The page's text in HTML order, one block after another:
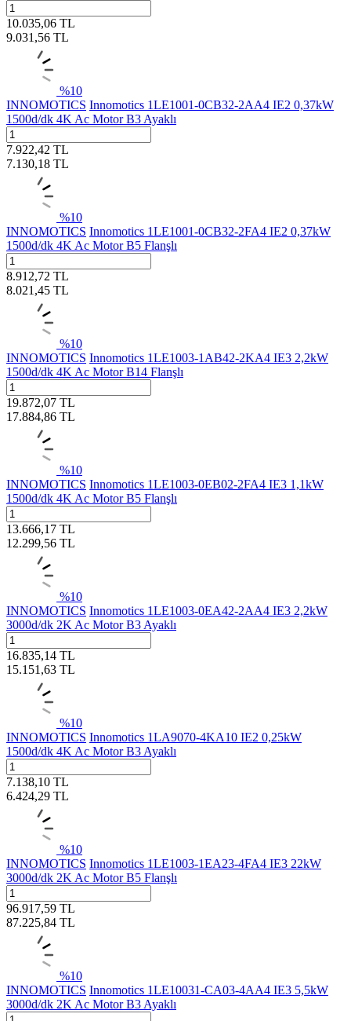
10.035,06 TL
9.031,56 TL
%10
INNOMOTICS Innomotics 1LE1001-0CB32-2AA4 IE2 0,37kW
1500d/dk 4K Ac Motor B3 Ayaklı
7.922,42 TL
7.130,18 TL
%10
INNOMOTICS Innomotics 1LE1001-0CB32-2FA4 IE2 0,37kW
1500d/dk 4K Ac Motor B5 Flanşlı
8.912,72 TL
8.021,45 TL
%10
INNOMOTICS Innomotics 1LE1003-1AB42-2KA4 IE3 2,2kW
1500d/dk 4K Ac Motor B14 Flanşlı
19.872,07 TL
17.884,86 TL
%10
INNOMOTICS Innomotics 1LE1003-0EB02-2FA4 IE3 1,1kW
1500d/dk 4K Ac Motor B5 Flanşlı
13.666,17 TL
12.299,56 TL
%10
INNOMOTICS Innomotics 1LE1003-0EA42-2AA4 IE3 2,2kW
3000d/dk 2K Ac Motor B3 Ayaklı
16.835,14 TL
15.151,63 TL
%10
INNOMOTICS Innomotics 1LA9070-4KA10 IE2 0,25kW
1500d/dk 4K Ac Motor B3 Ayaklı
7.138,10 TL
6.424,29 TL
%10
INNOMOTICS Innomotics 1LE1003-1EA23-4FA4 IE3 22kW
3000d/dk 2K Ac Motor B5 Flanşlı
96.917,59 TL
87.225,84 TL
%10
INNOMOTICS Innomotics 1LE10031-CA03-4AA4 IE3 5,5kW
3000d/dk 2K Ac Motor B3 Ayaklı